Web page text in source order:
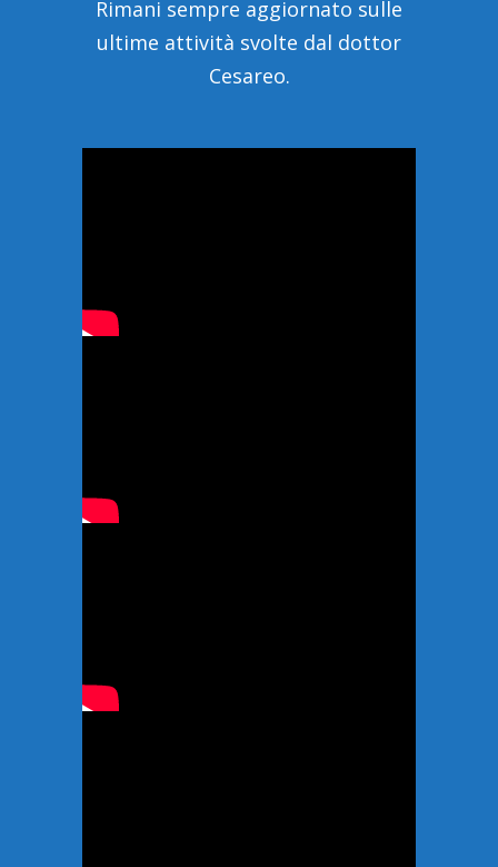
Rimani sempre aggiornato sulle
ultime attività svolte dal dottor
Cesareo.